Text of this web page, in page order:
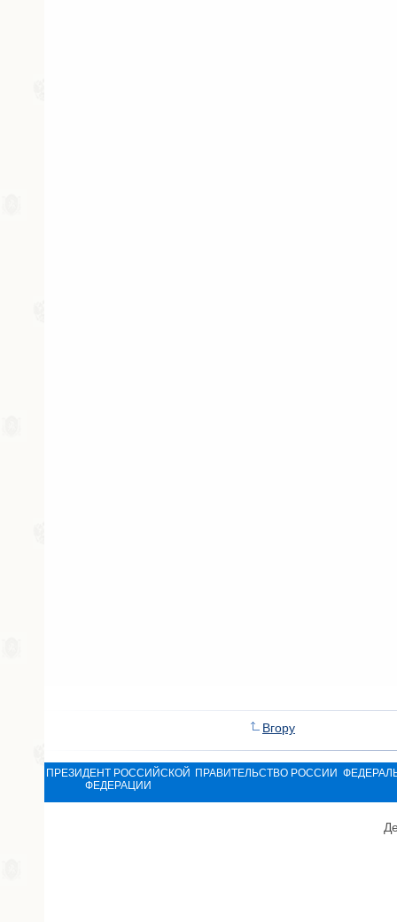
Вгору
ПРЕЗИДЕНТ РОССИЙСКОЙ
ФЕДЕРАЦИИ
ПРАВИТЕЛЬСТВО РОССИИ